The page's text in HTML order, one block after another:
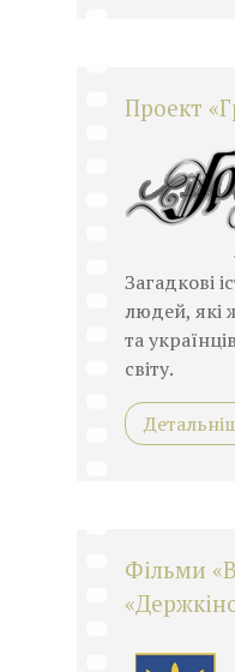
Проект
Загадкові
людей, які
та
світу.
Фільми